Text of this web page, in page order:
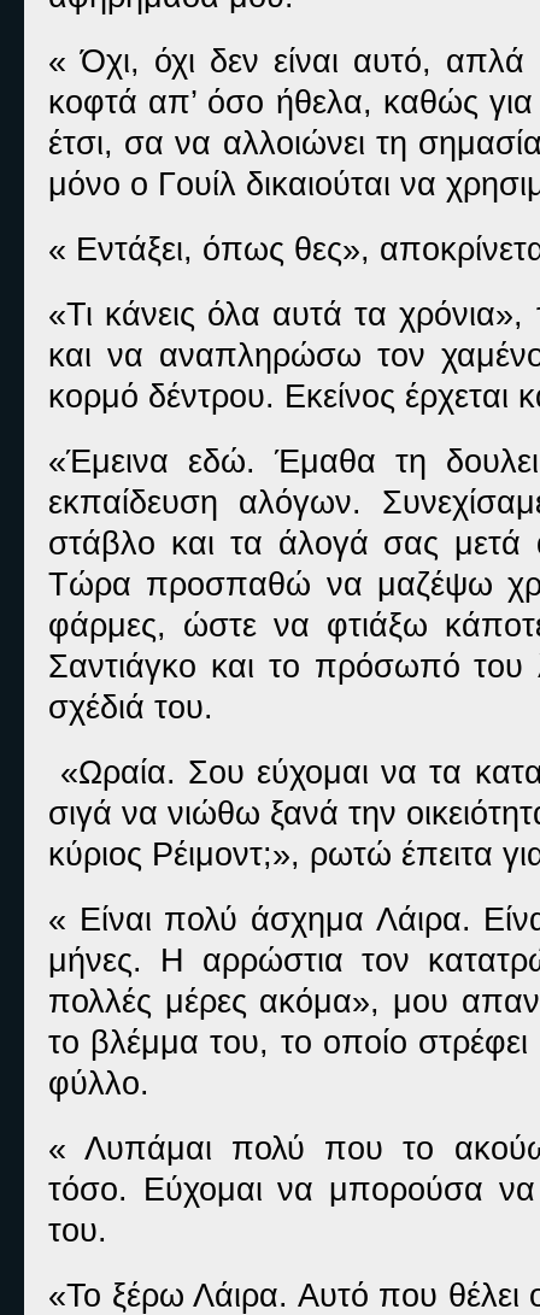
« Όχι, όχι δεν είναι αυτό,
κοφτά απ’ όσο ήθελα, καθώς
έτσι, σα να αλλοιώνει τη
μόνο ο Γουίλ δικαιούται να
« Εντάξει, όπως θες»,
«Τι κάνεις όλα αυτά τα
και να αναπληρώσω τον
κορμό δέντρου. Εκείνος έρχεται
«Έμεινα εδώ. Έμαθα τη
εκπαίδευση αλόγων.
στάβλο και τα άλογά σας μετά
Τώρα προσπαθώ να μαζέψω
φάρμες, ώστε να φτιάξω
Σαντιάγκο και το πρόσωπό
σχέδιά του.
«Ωραία. Σου εύχομαι να τα
σιγά να νιώθω ξανά την
κύριος Ρέιμοντ;», ρωτώ έπειτα
« Είναι πολύ άσχημα Λάιρα.
μήνες. Η αρρώστια τον
πολλές μέρες ακόμα», μου
το βλέμμα του, το οποίο
φύλλο.
« Λυπάμαι πολύ που το ακούω
τόσο. Εύχομαι να μπορούσα
του.
«Το ξέρω Λάιρα. Αυτό που θέλει